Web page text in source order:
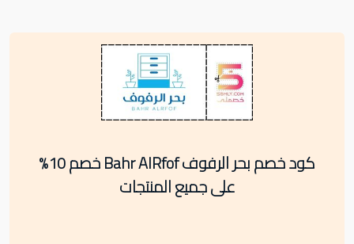
كود خصم بحر الرفوف Bahr AlRfof خصم 10%
على جميع المنتجات